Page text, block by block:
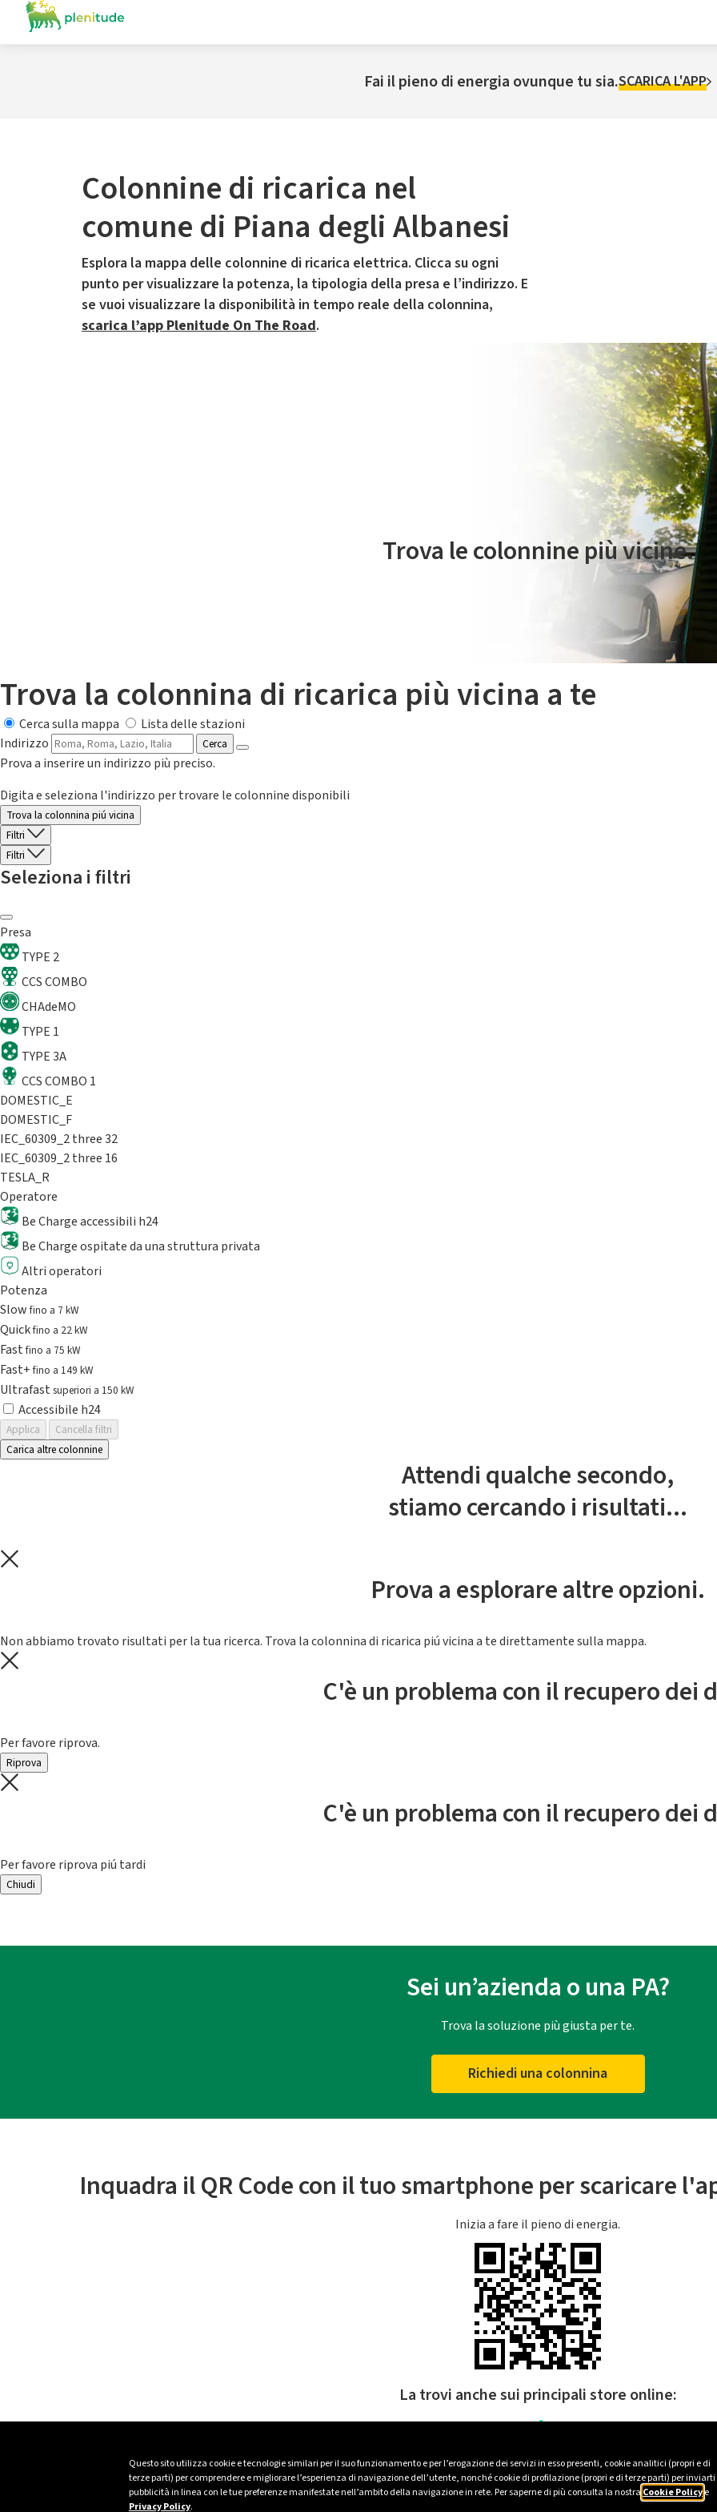
Questo sito utilizza cookie e tecnologie similari per il suo funzionamento e per l’erogazione dei servizi in esso presenti, cookie analitici (propri e di
terze parti) per comprendere e migliorare l’esperienza di navigazione dell’utente, nonché cookie di profilazione (propri e di terze parti) per inviarti
pubblicità in linea con le tue preferenze manifestate nell’ambito della navigazione in rete. Per saperne di più consulta la nostra Cookie Policye
Privacy Policy.
Fai il pieno di energia ovunque tu sia.SCARICA L'APP
Colonnine di ricarica nel
comune di Piana degli Albanesi
Esplora la mappa delle colonnine di ricarica elettrica. Clicca su ogni
punto per visualizzare la potenza, la tipologia della presa e l’indirizzo. E
se vuoi visualizzare la disponibilità in tempo reale della colonnina,
scarica l’app Plenitude On The Road.
Il servizio di mobilità elettrica è gestito da Plenitude On The Road
Trova le colonnine più vicine.
Trova la colonnina di ricarica più vicina a te
Cerca sulla mappa
Lista delle stazioni
Indirizzo
Cerca
Prova a inserire un indirizzo più preciso.
Digita e seleziona l'indirizzo per trovare le colonnine disponibili
Trova la colonnina piú vicina
Filtri
Filtri
Seleziona i filtri
Presa
TYPE 2
CCS COMBO
CHAdeMO
TYPE 1
TYPE 3A
CCS COMBO 1
DOMESTIC_E
DOMESTIC_F
IEC_60309_2 three 32
IEC_60309_2 three 16
TESLA_R
Operatore
Be Charge accessibili h24
Be Charge ospitate da una struttura privata
Altri operatori
Potenza
Slowfino a 7 kW
Quickfino a 22 kW
Fastfino a 75 kW
Fast+fino a 149 kW
Ultrafast superiori a 150 kW
Accessibile h24
Applica
Cancella filtri
Carica altre colonnine
Attendi qualche secondo,
stiamo cercando i risultati...
Prova a esplorare altre opzioni.
Non abbiamo trovato risultati per la tua ricerca. Trova la colonnina di ricarica piú vicina a te direttamente sulla mappa.
C'è un problema con il recupero dei
Per favore riprova.
Riprova
C'è un problema con il recupero dei
Per favore riprova piú tardi
Chiudi
Sei un’azienda o una PA?
Trova la soluzione più giusta per te.
Richiedi una colonnina
Inquadra il QR Code con il tuo smartphone per scaricare
Inizia a fare il pieno di energia.
La trovi anche sui principali store online: